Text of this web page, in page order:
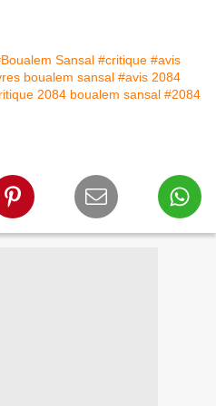
Sansal #critique #avis
boualem sansal #avis 2084
2084 boualem sansal #2084